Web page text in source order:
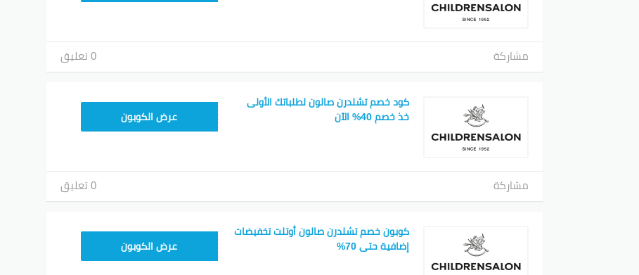
مشاركة 0 تعليق
كود خصم تشلدرن صالون لطلباتك الأولى
خذ خصم 40% الآن
CHILD40عرض الكوبون
مشاركة 0 تعليق
كوبون خصم تشلدرن صالون أوتلت تخفيضات
إضافية حتى 70%
CHILD40عرض الكوبون